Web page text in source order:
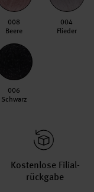
008
Beere
004
Flieder
006
Schwarz
Kosten­lose Filial­
rückgabe